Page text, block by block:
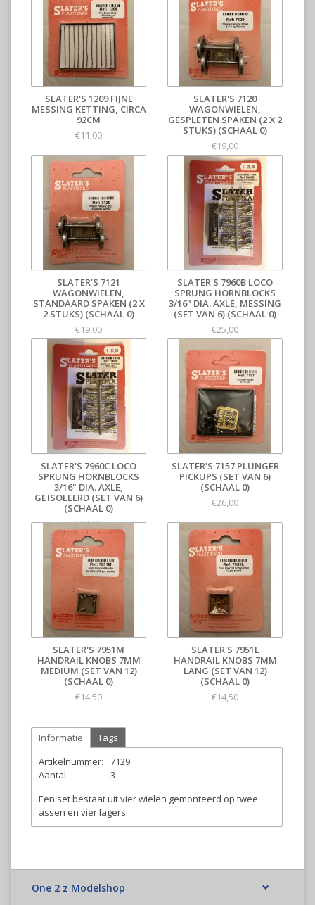
SLATER'S 1209 FIJNE
MESSING KETTING, CIRCA
92CM
€11,00
SLATER'S 7120
WAGONWIELEN,
GESPLETEN SPAKEN (2 X 2
STUKS) (SCHAAL 0)
€19,00
SLATER'S 7121
WAGONWIELEN,
STANDAARD SPAKEN (2 X
2 STUKS) (SCHAAL 0)
€19,00
SLATER'S 7960B LOCO
SPRUNG HORNBLOCKS
3/16" DIA. AXLE, MESSING
(SET VAN 6) (SCHAAL 0)
€25,00
SLATER'S 7960C LOCO
SPRUNG HORNBLOCKS
3/16" DIA. AXLE,
GEÏSOLEERD (SET VAN 6)
(SCHAAL 0)
€24,00
SLATER'S 7157 PLUNGER
PICKUPS (SET VAN 6)
(SCHAAL 0)
€26,00
SLATER'S 7951M
HANDRAIL KNOBS 7MM
MEDIUM (SET VAN 12)
(SCHAAL 0)
€14,50
SLATER'S 7951L
HANDRAIL KNOBS 7MM
LANG (SET VAN 12)
(SCHAAL 0)
€14,50
Informatie
Tags
Artikelnummer:
7129
Aantal:
3
Een set bestaat uit vier wielen gemonteerd op twee
assen en vier lagers.
One 2 z Modelshop